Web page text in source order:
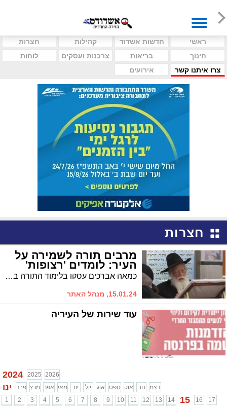
ראשי חדשות אשדוד קהילות
חצרות
חינוך
בריאות צרכנות ועסקים
לוחות
צרו איתנו קשר
אירועים
חצרות
מרבים תורה לשמירה על
העיר: לומדים 'רצופות'
כמאה אברכים עסקו בלימוד התורה בערב ראש חודש בבית הכנסת הריב"ז בראשותו של הגה"צ רבי מאיר כהן * יש להמשיך להרבות בתפילות ובתחנונים להצלת עם ישראל
15.01.24, מנהל האתר
עוד שירות של העיריה
2024 2025 2026
ינו פבר מרץ אפר מאי יונ יול אוג ספט אוק נוב
דצמ
1
2 3 4 5 6 7 8 9 10 11 12 13 14 15 16
17